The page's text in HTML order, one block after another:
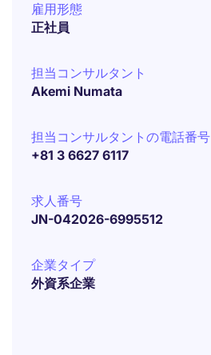
雇用形態
正社員
担当コンサルタント
Akemi Numata
担当コンサルタントの電話番号
+81 3 6627 6117
求人番号
JN-042026-6995512
企業タイプ
外資系企業